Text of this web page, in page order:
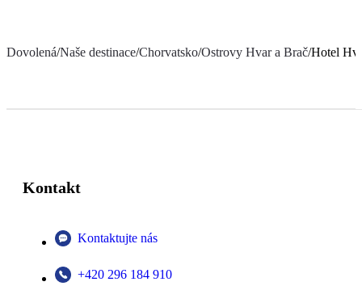
Dovolená/Naše destinace/Chorvatsko/Ostrovy Hvar a Brač/Hotel
Kontakt
Kontaktujte nás
+420 296 184 910